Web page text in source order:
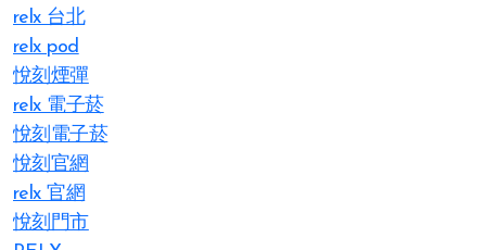
relx 台北
relx pod
悅刻煙彈
relx 電子菸
悅刻電子菸
悅刻官網
relx 官網
悅刻門市